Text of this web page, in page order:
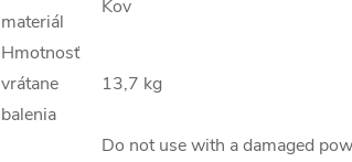
materiál
Kov
Hmotnosť
vrátane
balenia
13,7 kg
Do not use with a damaged